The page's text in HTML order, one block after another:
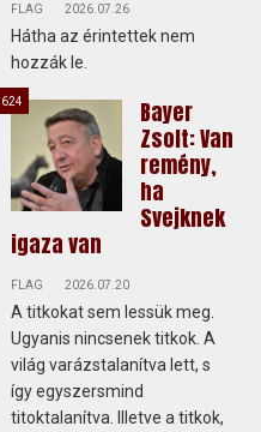
FLAG 2026.07.26
Hátha az érintettek nem
hozzák le.
Bayer
Zsolt: Van
remény,
ha
Svejknek
igaza van
FLAG 2026.07.20
A titkokat sem lessük meg.
Ugyanis nincsenek titkok. A
világ varázstalanítva lett, s
így egyszersmind
titoktalanítva. Illetve a titkok,
624